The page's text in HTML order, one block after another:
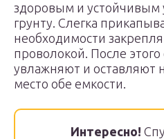
здоровым и устойчивым
грунту. Слегка
необходимости
проволокой. После
увлажняют и оставляют
место обе емкости.
Интересно!